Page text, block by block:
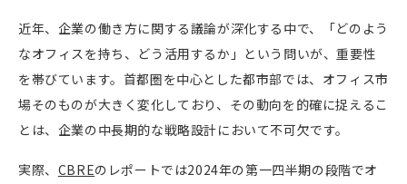
近年、企業の働き方に関する議論が深化する中で、「どのよう
なオフィスを持ち、どう活用するか」という問いが、重要性
を帯びています。首都圏を中心とした都市部では、オフィス市
場そのものが大きく変化しており、その動向を的確に捉えるこ
とは、企業の中長期的な戦略設計において不可欠です。
実際、 CBREのレポートでは2024年の第一四半期の段階でオ